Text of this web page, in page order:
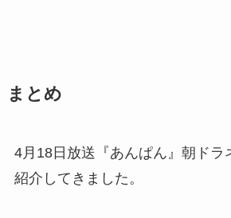
まとめ
4月18日放送『あんぱん』朝ドラ
紹介してきました。